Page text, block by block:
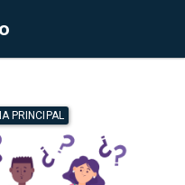
PRINCIPAL